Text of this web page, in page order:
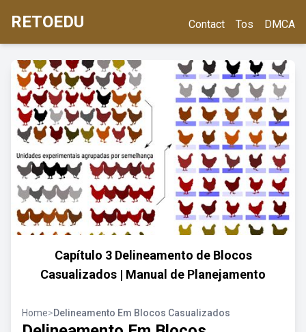
RETOEDU Contact Tos DMCA
Capítulo 3 Delineamento de Blocos
Casualizados | Manual de Planejamento
Home>Delineamento Em Blocos Casualizados